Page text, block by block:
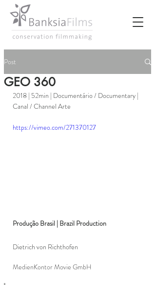
Post
GEO 360
2018 | 52min | Documentário / Documentary |
Canal / Channel Arte
https://vimeo.com/271370127
Produção Brasil | Brazil Production
Dietrich von Richthofen
MedienKontor Movie GmbH